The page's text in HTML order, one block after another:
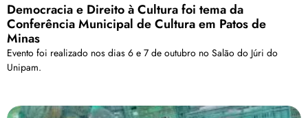
Democracia e Direito à Cultura foi tema da
Conferência Municipal de Cultura em Patos de
Minas
Evento foi realizado nos dias 6 e 7 de outubro no Salão do Júri do
Unipam.